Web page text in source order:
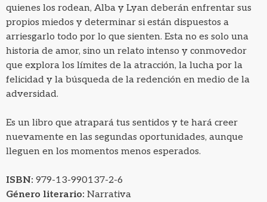
quienes los rodean, Alba y Lyan deberán enfrentar sus
propios miedos y determinar si están dispuestos a
arriesgarlo todo por lo que sienten. Esta no es solo una
historia de amor, sino un relato intenso y conmovedor
que explora los límites de la atracción, la lucha por la
felicidad y la búsqueda de la redención en medio de la
adversidad.
Es un libro que atrapará tus sentidos y te hará creer
nuevamente en las segundas oportunidades, aunque
lleguen en los momentos menos esperados.
ISBN: 979-13-990137-2-6
Género literario: Narrativa